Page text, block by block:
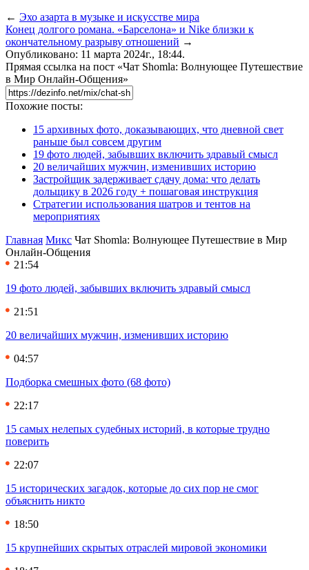
← Эхо азарта в музыке и искусстве мира
Конец долгого романа. «Барселона» и Nike близки к
окончательному разрыву отношений →
Опубликовано: 11 марта 2024г., 18:44.
Прямая ссылка на пост «Чат Shomla: Волнующее Путешествие
в Мир Онлайн-Общения»
Похожие посты:
15 архивных фото, доказывающих, что дневной свет
раньше был совсем другим
19 фото людей, забывших включить здравый смысл
20 величайших мужчин, изменивших историю
Застройщик задерживает сдачу дома: что делать
дольщику в 2026 году + пошаговая инструкция
Стратегии использования шатров и тентов на
мероприятиях
Главная Микс Чат Shomla: Волнующее Путешествие в Мир
Онлайн-Общения
21:54
19 фото людей, забывших включить здравый смысл
21:51
20 величайших мужчин, изменивших историю
04:57
Подборка смешных фото (68 фото)
22:17
15 самых нелепых судебных историй, в которые трудно
поверить
22:07
15 исторических загадок, которые до сих пор не смог
объяснить никто
18:50
15 крупнейших скрытых отраслей мировой экономики